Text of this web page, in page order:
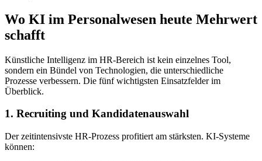
Wo KI im Personalwesen heute Mehrwert
schafft
Künstliche Intelligenz im HR-Bereich ist kein einzelnes Tool,
sondern ein Bündel von Technologien, die unterschiedliche
Prozesse verbessern. Die fünf wichtigsten Einsatzfelder im
Überblick.
1. Recruiting und Kandidatenauswahl
Der zeitintensivste HR-Prozess profitiert am stärksten. KI-Systeme
können: